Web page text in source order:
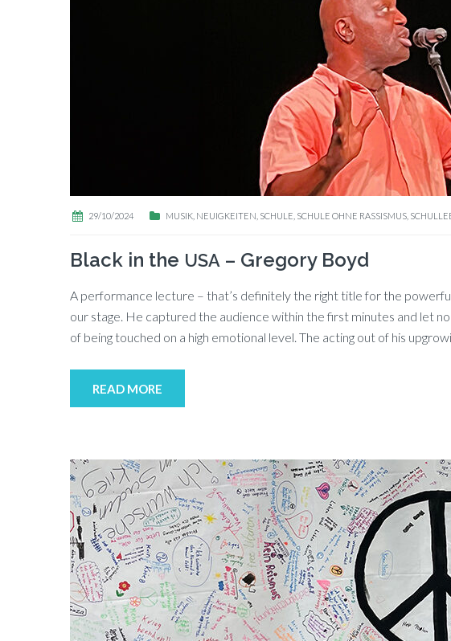
29/10/2024 MUSIK NEUIGKEITEN SCHULE SCHULE OHNE RASSISMUS
Black in the USA – Gregory Boyd
A per­for­mance lec­tu­re – that’s de­fi­ni­te­ly the right title for the
our stage. He cap­tu­red the au­di­ence wi­thin the first mi­nu­tes and let
of be­ing touch­ed on a high emo­tio­nal le­vel. The ac­ting out of his
READ MORE